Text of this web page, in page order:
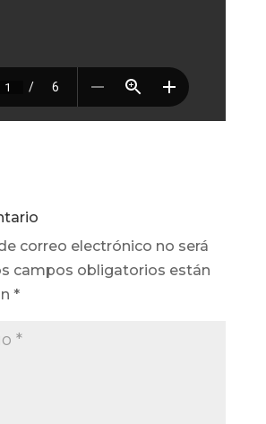
correo electrónico no será
campos obligatorios están
*